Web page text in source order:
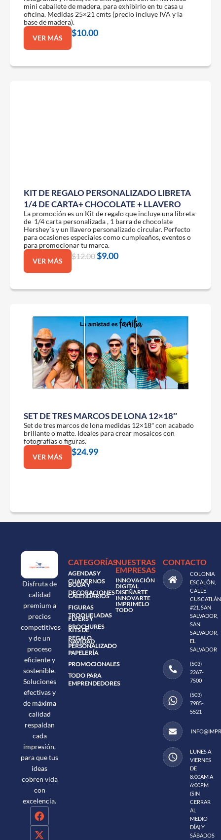
mini caballete de madera, para exhibirlo en tu casa u
oficina. Medidas 25×21 cmts (precio incluye IVA y la
base de madera).
VER MÁS
$10.00
KIT DE REGALO PERSONALIZADO LIBRETA
1/4 DE CARTA+ CHOCOLATE + LLAVERO
La promoción es un Kit de regalo que incluye una libreta
de 1/4 carta personalizada , 1 barra de chocolate
Hershey´s y un llavero personalizado circular. Perfecto
para ocasiones especiales como cumpleaños, eventos o
para promocionar tu marca.
VER MÁS
$12.00$9.00
SET DE TRES MARCOS DE LONA 12×18″
Set de tres marcos de lona medidas 12×18″ con acabado
brillante o matte. Ideales para crear mosaicos con
fotografías o figuras.
VER MÁS
$24.99
Disfruta de
calidad
premium a
precios
competitivos
y de un
proceso
eficiente y
sostenible.
Soluciones
efectivas y
de máxima
calidad
respaldan
cada
impresión,
para que tus
ideas
cobren vida
con
excelencia.
CATEGORÍAS
AGENDAS Y
CUADERNOS
BODA Y
DECORACIONES
CALENDARIOS
FIGURAS
TROQUELADAS
FLYERS Y
BROCHURES
KITS DE
REGALO
PERSONALIZADO
NAVIDAD
PAPELERÍA
PROMOCIONALES
TODO PARA
EMPRENDEDORES
NUESTRAS
EMPRESAS
INNOVACIÓN
DIGITAL
DISEÑARTE
INNOVARTE
IMPRIMELO
TODO
CONTACTO
COLONIA
ESCALÓN,
CALLE
CUSCATLÁN
#21, SAN
SALVADOR,
SAN
SALVADOR,
EL
SALVADOR
(503)
2267-
7500
(503)
7985-
5521
LUNES A
VIERNES
DE
8:00AM A
6:00PM
(SIN
CERRAR
AL
MEDIO
DÍA) Y
SÁBADOS